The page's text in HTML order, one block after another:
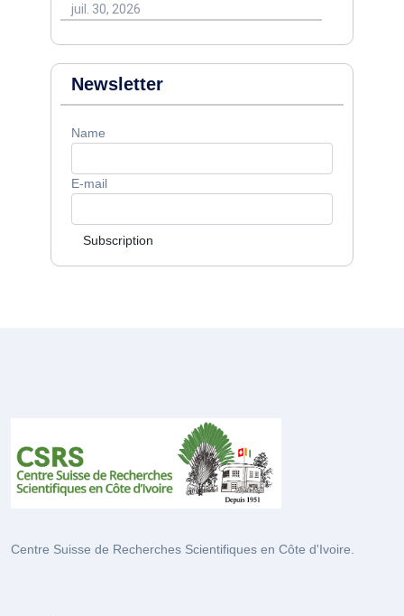
juil. 30, 2026
Newsletter
Name
E-mail
Subscription
Centre Suisse de Recherches Scientifiques en Côte d'Ivoire.